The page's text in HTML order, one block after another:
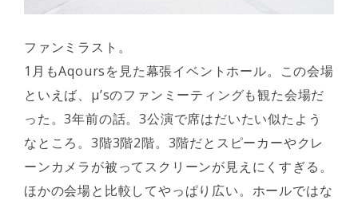
ファンミラスト。
1月もAqoursを見た幕張イベントホール。この会場
といえば、μ’sのファンミーティングも観た会場だ
った。3年前の話。3公演で席はだいたい似たよう
なところ。3階3階2階。3階だとスピーカーやクレ
ーンカメラが被ってスクリーンが見えにくすぎる。
ほかの会場と比較してやっぱり広い。ホールではな